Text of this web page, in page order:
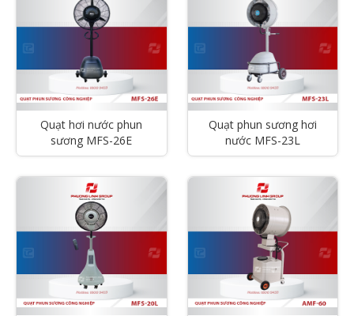
Quạt hơi nước phun
sương MFS-26E
Quạt phun sương hơi
nước MFS-23L